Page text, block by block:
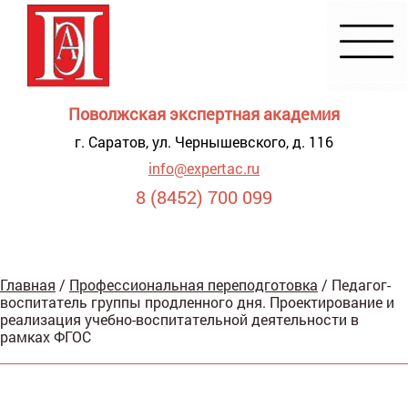
Поволжская экспертная академия
г. Саратов, ул. Чернышевского, д. 116
info@expertac.ru
8 (8452) 700 099
для
Главная / Профессиональная переподготовка / Педагог-
воспитатель группы продленного дня. Проектирование и
реализация учебно-воспитательной деятельности в
рамках ФГОС